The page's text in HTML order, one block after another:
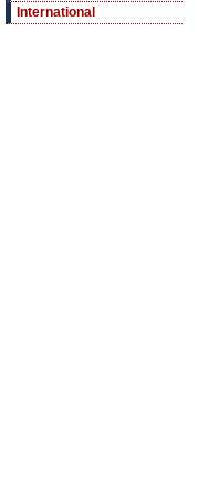
International